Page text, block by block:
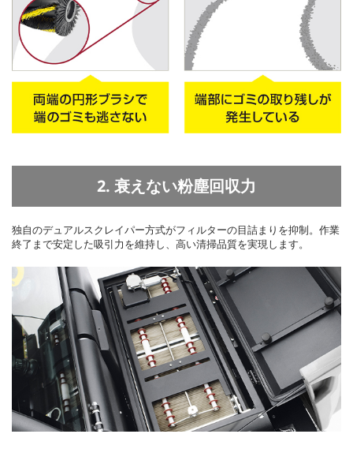
2. 衰えない粉塵回収力
独自のデュアルスクレイパー方式がフィルターの目詰まりを抑制。作業
終了まで安定した吸引力を維持し、高い清掃品質を実現します。